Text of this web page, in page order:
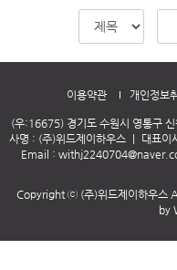
이용약관 개인정보
(우:16675) 경기도 수원시 영통구
사명 : (주)위드제이하우스 ｜ 대표이
Email :
Copyright ⓒ (주)위드제이하우스
by